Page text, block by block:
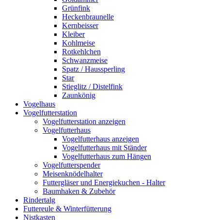
Grünfink
Heckenbraunelle
Kernbeisser
Kleiber
Kohlmeise
Rotkehlchen
Schwanzmeise
Spatz / Haussperling
Star
Stieglitz / Distelfink
Zaunkönig
Vogelhaus
Vogelfutterstation
Vogelfutterstation anzeigen
Vogelfutterhaus
Vogelfutterhaus anzeigen
Vogelfutterhaus mit Ständer
Vogelfutterhaus zum Hängen
Vogelfutterspender
Meisenknödelhalter
Futtergläser und Energiekuchen - Halter
Baumhaken & Zubehör
Rindertalg
Futtereule & Winterfütterung
Nistkasten